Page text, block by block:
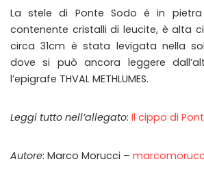
La stele di Ponte Sodo è in pietra
contenente cristalli di leucite, è alta
circa 31cm è stata levigata nella
dove si può ancora leggere
l’epigrafe THVAL METHLUMES.
Leggi tutto nell’allegato: Il cippo di
Autore: Marco Morucci –